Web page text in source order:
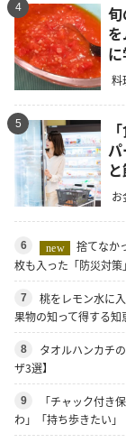
4
料
5
お
6 new
捨てなか
枚も入った「防災対策
7
桃をレモン水に
果物の知って得する知
8
タオルハンカチ
ザ3選】
9
「チャック付き
わ」「持ち歩きたい」